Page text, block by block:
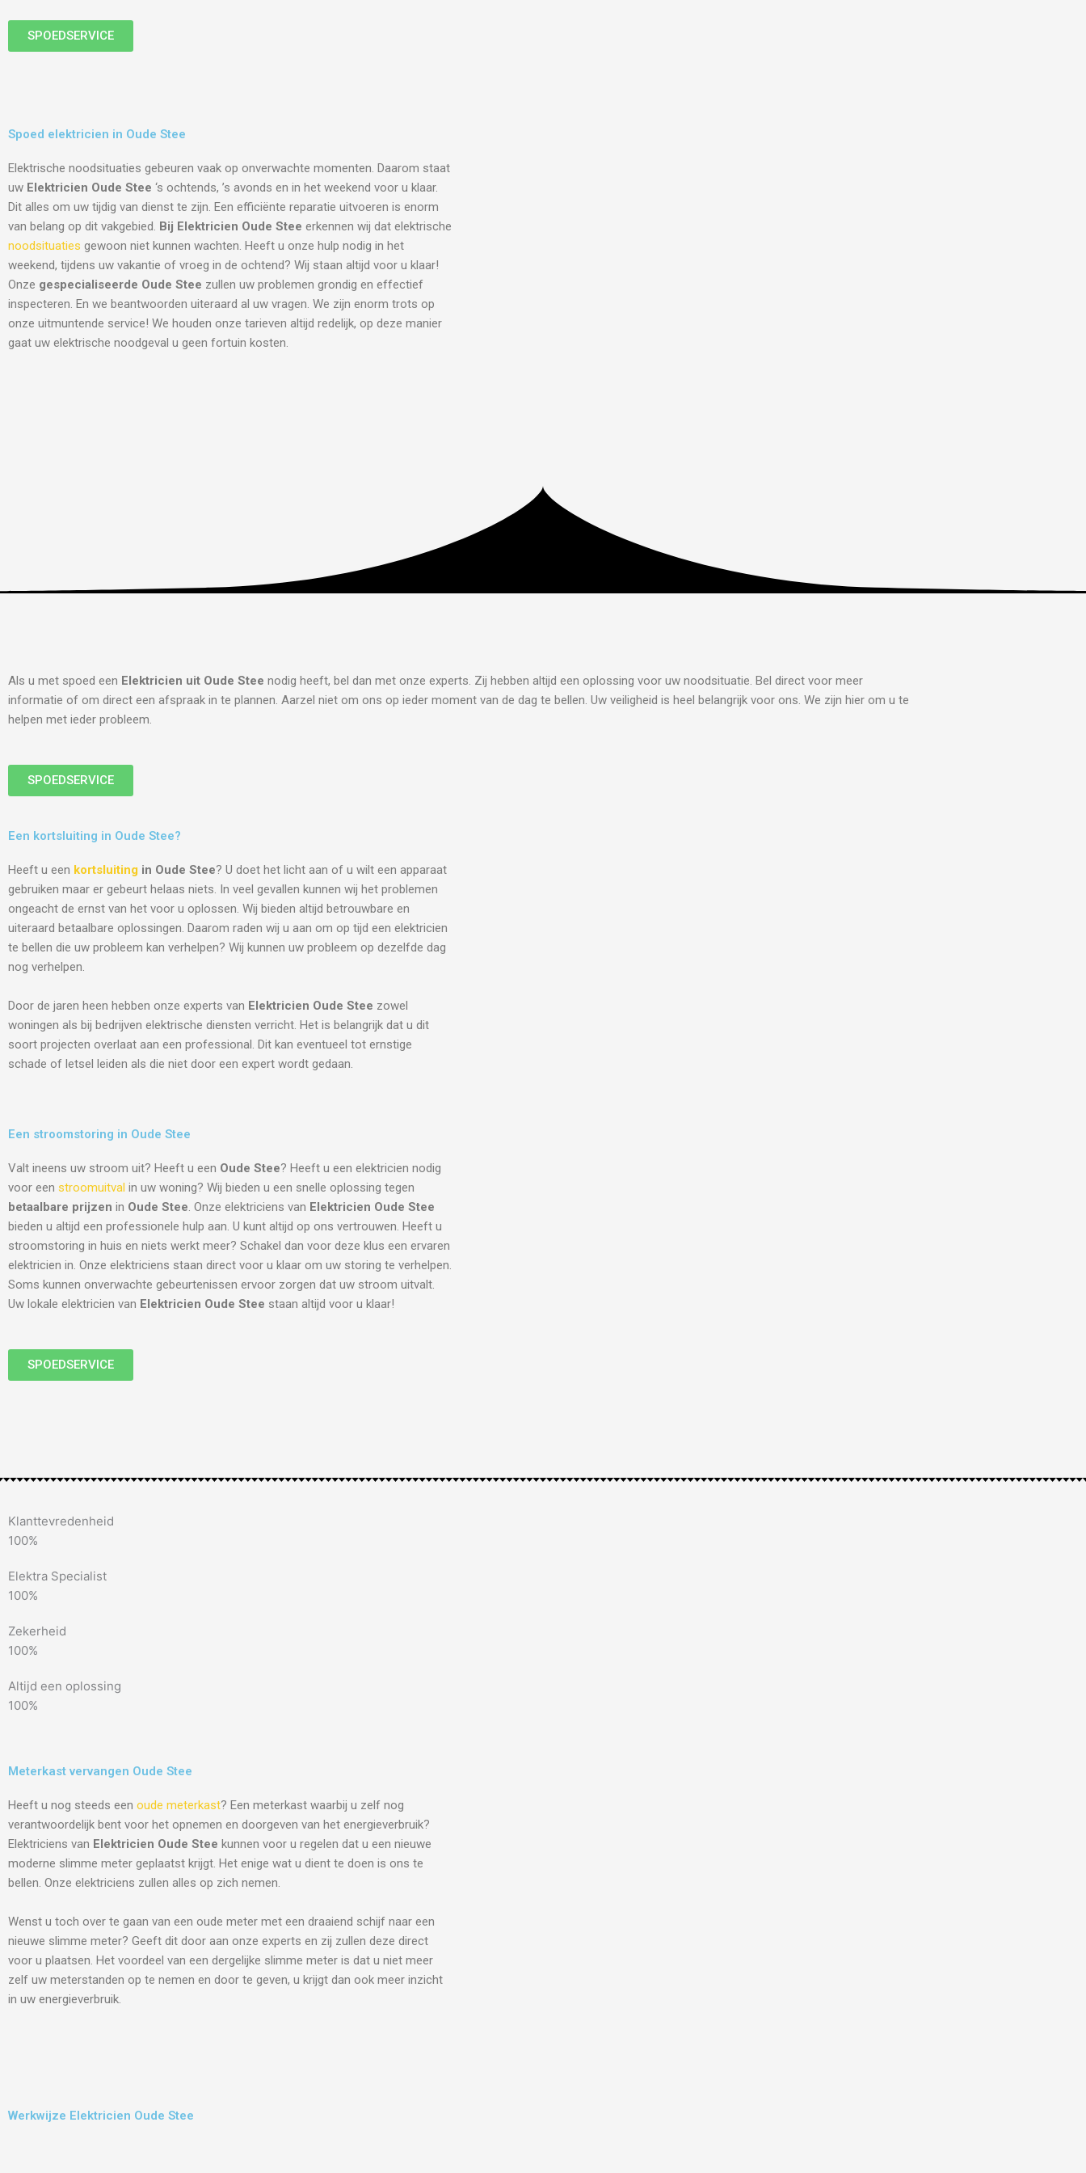
SPOEDSERVICE
Spoed elektricien in Oude Stee
Elektrische noodsituaties gebeuren vaak op onverwachte momenten. Daarom staat
uw Elektricien Oude Stee ‘s ochtends, ’s avonds en in het weekend voor u klaar.
Dit alles om uw tijdig van dienst te zijn. Een efficiënte reparatie uitvoeren is enorm
van belang op dit vakgebied. Bij Elektricien Oude Stee erkennen wij dat elektrische
noodsituaties gewoon niet kunnen wachten. Heeft u onze hulp nodig in het
weekend, tijdens uw vakantie of vroeg in de ochtend? Wij staan altijd voor u klaar!
Onze gespecialiseerde Oude Stee zullen uw problemen grondig en effectief
inspecteren. En we beantwoorden uiteraard al uw vragen. We zijn enorm trots op
onze uitmuntende service! We houden onze tarieven altijd redelijk, op deze manier
gaat uw elektrische noodgeval u geen fortuin kosten.
Als u met spoed een Elektricien uit Oude Stee nodig heeft, bel dan met onze experts. Zij hebben altijd een oplossing voor uw noodsituatie. Bel direct voor meer
informatie of om direct een afspraak in te plannen. Aarzel niet om ons op ieder moment van de dag te bellen. Uw veiligheid is heel belangrijk voor ons. We zijn hier om u te
helpen met ieder probleem.
SPOEDSERVICE
Een kortsluiting in Oude Stee?
Heeft u een kortsluiting in Oude Stee? U doet het licht aan of u wilt een apparaat
gebruiken maar er gebeurt helaas niets. In veel gevallen kunnen wij het problemen
ongeacht de ernst van het voor u oplossen. Wij bieden altijd betrouwbare en
uiteraard betaalbare oplossingen. Daarom raden wij u aan om op tijd een elektricien
te bellen die uw probleem kan verhelpen? Wij kunnen uw probleem op dezelfde dag
nog verhelpen.
Door de jaren heen hebben onze experts van Elektricien Oude Stee zowel
woningen als bij bedrijven elektrische diensten verricht. Het is belangrijk dat u dit
soort projecten overlaat aan een professional. Dit kan eventueel tot ernstige
schade of letsel leiden als die niet door een expert wordt gedaan.
Een stroomstoring in Oude Stee
Valt ineens uw stroom uit? Heeft u een Oude Stee? Heeft u een elektricien nodig
voor een stroomuitval in uw woning? Wij bieden u een snelle oplossing tegen
betaalbare prijzen in Oude Stee. Onze elektriciens van Elektricien Oude Stee
bieden u altijd een professionele hulp aan. U kunt altijd op ons vertrouwen. Heeft u
stroomstoring in huis en niets werkt meer? Schakel dan voor deze klus een ervaren
elektricien in. Onze elektriciens staan direct voor u klaar om uw storing te verhelpen.
Soms kunnen onverwachte gebeurtenissen ervoor zorgen dat uw stroom uitvalt.
Uw lokale elektricien van Elektricien Oude Stee staan altijd voor u klaar!
SPOEDSERVICE
Klanttevredenheid
100%
Elektra Specialist
100%
Zekerheid
100%
Altijd een oplossing
100%
Meterkast vervangen Oude Stee
Heeft u nog steeds een oude meterkast? Een meterkast waarbij u zelf nog
verantwoordelijk bent voor het opnemen en doorgeven van het energieverbruik?
Elektriciens van Elektricien Oude Stee kunnen voor u regelen dat u een nieuwe
moderne slimme meter geplaatst krijgt. Het enige wat u dient te doen is ons te
bellen. Onze elektriciens zullen alles op zich nemen.
Wenst u toch over te gaan van een oude meter met een draaiend schijf naar een
nieuwe slimme meter? Geeft dit door aan onze experts en zij zullen deze direct
voor u plaatsen. Het voordeel van een dergelijke slimme meter is dat u niet meer
zelf uw meterstanden op te nemen en door te geven, u krijgt dan ook meer inzicht
in uw energieverbruik.
Werkwijze Elektricien Oude Stee